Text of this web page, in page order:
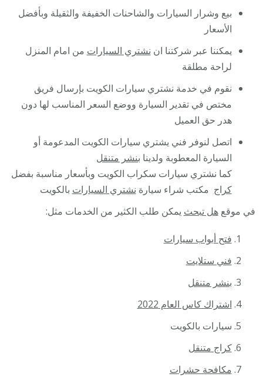
بيع وشرار السيارات والشاحنات الخفيفة والثقيلة وبأفضل
الأسعار
يمكننا عبر شركتنا ان نشتري السيارات من امام المنزل
لراحة مطلقة
نقوم في خدمة نشتري سيارات الكويت بإرسال فريق
مختص في تقدير السيارة ووضع السعر المناسب لها دون
هدر حق العميل
اتصل لنوفر فني يشتري سيارات الكويت المدعومة أو
السيارة المعطوبة ولدينا بنشر متنقل
كما نشتري سيارات سكراب الكويت وبأسعار مناسبة بفضل
كراج مكتب شراء سيارة نشتري السيارات بالكويت
في موقعهل تبحث يمكن طلب الكثير من الخدمات مثل:
فتح أبواب سيارات
فني ستلايت
بنشر متنقل
اشتراك كاس العام 2022
سيارات بالكويت
كراج متنقل
مكافحة حشرات